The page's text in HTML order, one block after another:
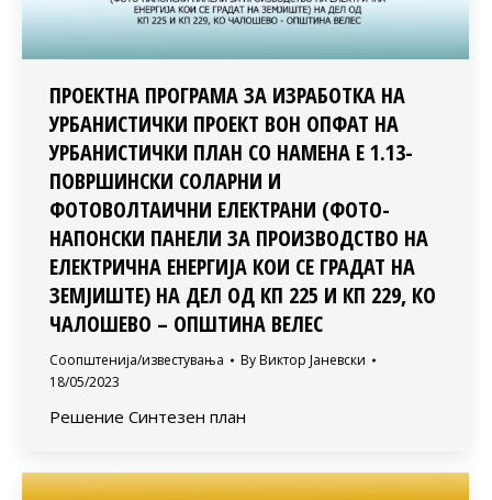
ПРОЕКТНА ПРОГРАМА ЗА ИЗРАБОТКА НА
УРБАНИСТИЧКИ ПРОЕКТ ВОН ОПФАТ НА
УРБАНИСТИЧКИ ПЛАН СО НАМЕНА Е 1.13-
ПОВРШИНСКИ СОЛАРНИ И
ФОТОВОЛТАИЧНИ ЕЛЕКТРАНИ (ФОТО-
НАПОНСКИ ПАНЕЛИ ЗА ПРОИЗВОДСТВО НА
ЕЛЕКТРИЧНА ЕНЕРГИЈА КОИ СЕ ГРАДАТ НА
ЗЕМЈИШТЕ) НА ДЕЛ ОД КП 225 И КП 229, КО
ЧАЛОШЕВО – ОПШТИНА ВЕЛЕС
Соопштенија/известувања By Виктор Јаневски
18/05/2023
Решение Синтезен план